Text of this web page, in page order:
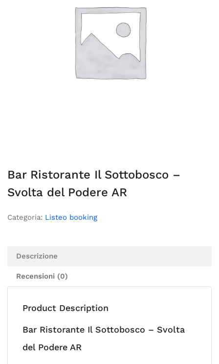
Bar Ristorante Il Sottobosco –
Svolta del Podere AR
Categoria: Listeo booking
Descrizione
Recensioni (0)
Product Description
Bar Ristorante Il Sottobosco – Svolta
del Podere AR